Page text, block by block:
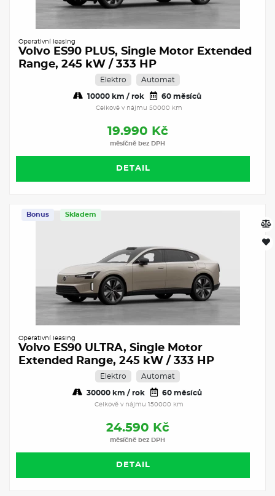
Operativní leasing
Volvo ES90 PLUS, Single Motor Extended
Range, 245 kW / 333 HP
Elektro Automat
10000 km / rok 60 měsíců
Celkově v nájmu 50000 km
19.990 Kč
měsíčně bez DPH
DETAIL
Skladem
Bonus
Operativní leasing
Volvo ES90 ULTRA, Single Motor
Extended Range, 245 kW / 333 HP
Elektro Automat
30000 km / rok 60 měsíců
Celkově v nájmu 150000 km
24.590 Kč
měsíčně bez DPH
DETAIL